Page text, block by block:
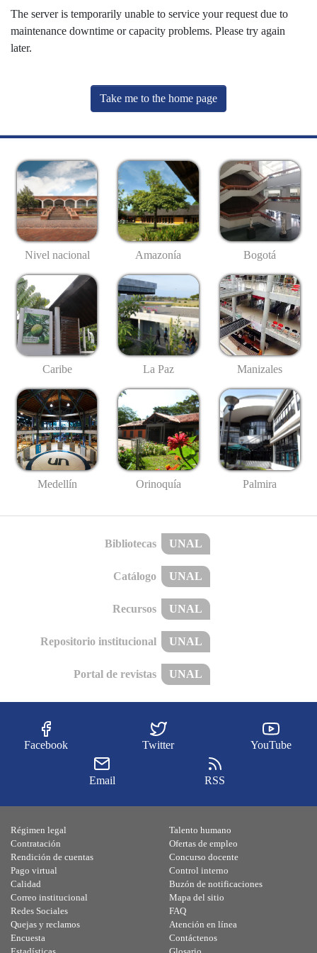
The server is temporarily unable to service your request due to
maintenance downtime or capacity problems. Please try again
later.
Take me to the home page
Nivel nacional Amazonía Bogotá
Caribe La Paz Manizales
Medellín Orinoquía Palmira
Bibliotecas UNAL
Catálogo UNAL
Recursos UNAL
Repositorio institucional UNAL
Portal de revistas UNAL
Facebook Twitter YouTube
Email RSS
Régimen legal
Contratación
Rendición de cuentas
Pago virtual
Calidad
Talento humano
Ofertas de empleo
Concurso docente
Control interno
Buzón de notificaciones
Correo institucional
Redes Sociales
Quejas y reclamos
Encuesta
Mapa del sitio
FAQ
Atención en línea
Contáctenos